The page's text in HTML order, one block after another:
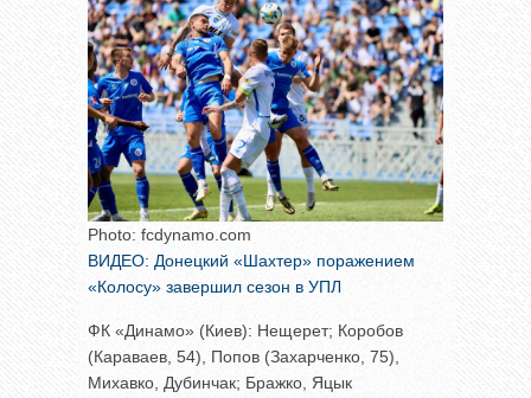
Photo: fcdynamo.com
ВИДЕО: Донецкий «Шахтер» поражением
«Колосу» завершил сезон в УПЛ
ФК «Динамо» (Киев): Нещерет; Коробов
(Караваев, 54), Попов (Захарченко, 75),
Михавко, Дубинчак; Бражко, Яцык